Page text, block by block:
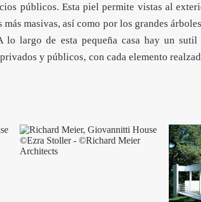
públicos. Esta piel permite vistas al
masivas, así como por los grandes
lo largo de esta pequeña casa hay un
y públicos, con cada elemento